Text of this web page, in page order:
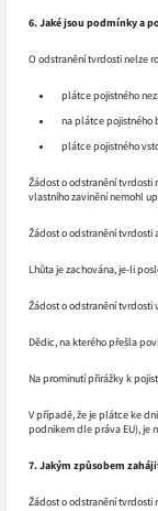
6. Jaké jsou podmínky a
O odstranění tvrdosti nelze
plátce pojistného
na plátce pojistného
plátce pojistného
Žádost o odstranění
vlastního zavinění nemohl
Žádost o odstranění
Lhůta je zachována, je-li
Žádost o odstranění
Dědic, na kterého přešla
Na prominutí přirážky k
V případě, že je plátce ke
podnikem dle práva EU), je
7. Jakým způsobem
Žádost o odstranění